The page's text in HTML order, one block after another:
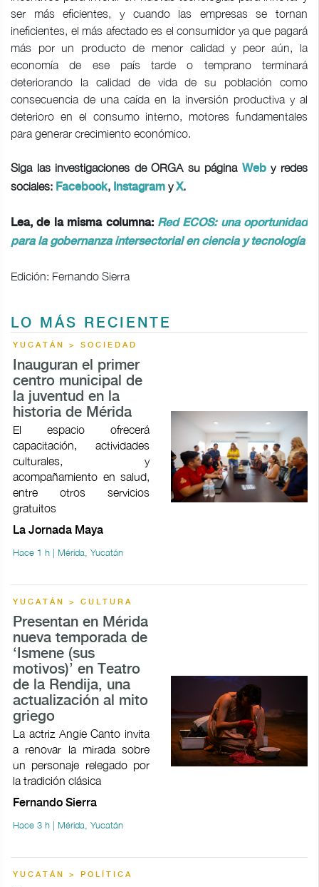
ser más eficientes, y cuando las empresas se tornan
ineficientes, el más afectado es el consumidor ya que pagará
más por un producto de menor calidad y peor aún, la
economía de ese país tarde o temprano terminará
deteriorando la calidad de vida de su población como
consecuencia de una caída en la inversión productiva y al
deterioro en el consumo interno, motores fundamentales
para generar crecimiento económico.
Siga las investigaciones de ORGA su página Weby redes
sociales: Facebook, Instagram yX.
Lea, de la misma columna: Red ECOS: una oportunidad
para la gobernanza intersectorial en ciencia y tecnología
Edición: Fernando Sierra
LO MÁS RECIENTE
YUCATÁN > SOCIEDAD
Inauguran el primer
centro municipal de
la juventud en la
historia de Mérida
El espacio ofrecerá
capacitación, actividades
culturales, y
acompañamiento en salud,
entre otros servicios
gratuitos
La Jornada Maya
Hace 1 h | Mérida, Yucatán
YUCATÁN > CULTURA
Presentan en Mérida
nueva temporada de
‘Ismene (sus
motivos)’ en Teatro
de la Rendija, una
actualización al mito
griego
La actriz Angie Canto invita
a renovar la mirada sobre
un personaje relegado por
la tradición clásica
Fernando Sierra
Hace 3 h | Mérida, Yucatán
YUCATÁN > POLÍTICA